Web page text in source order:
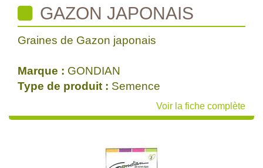
GAZON JAPONAIS
Graines de Gazon japonais
Marque : GONDIAN
Type de produit : Semence
Voir la fiche complète